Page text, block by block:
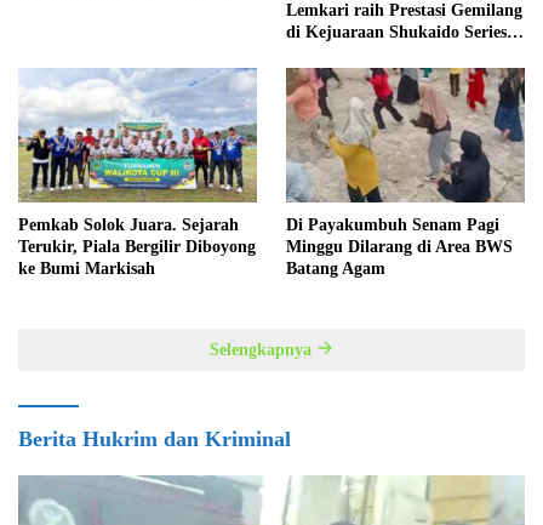
Lemkari raih Prestasi Gemilang
di Kejuaraan Shukaido Series 1
Pemkab Solok Juara. Sejarah
Terukir, Piala Bergilir Diboyong
ke Bumi Markisah
Di Payakumbuh Senam Pagi
Minggu Dilarang di Area BWS
Batang Agam
Selengkapnya
Berita Hukrim dan Kriminal